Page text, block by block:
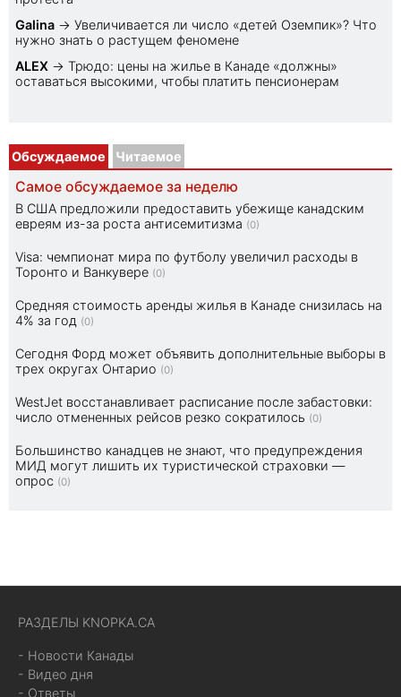
Galina → Увеличивается ли число «детей Оземпик»? Что
нужно знать о растущем феномене
ALEX → Трюдо: цены на жилье в Канаде «должны»
оставаться высокими, чтобы платить пенсионерам
Обсуждаемое Читаемое
Самое обсуждаемое за неделю
В США предложили предоставить убежище канадским
евреям из-за роста антисемитизма (0)
Visa: чемпионат мира по футболу увеличил расходы в
Торонто и Ванкувере (0)
Средняя стоимость аренды жилья в Канаде снизилась на
4% за год (0)
Сегодня Форд может объявить дополнительные выборы в
трех округах Онтарио (0)
WestJet восстанавливает расписание после забастовки:
число отмененных рейсов резко сократилось (0)
Большинство канадцев не знают, что предупреждения
МИД могут лишить их туристической страховки —
опрос (0)
РАЗДЕЛЫ KNOPKA.CA
- Новости Канады
- Видео дня
- Ответы